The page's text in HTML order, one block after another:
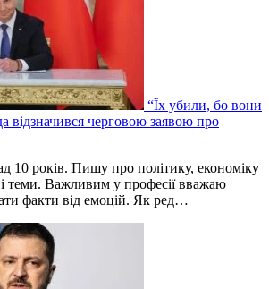
“Їх убили, бо вони
відзначився черговою заявою про
10 років. Пишу про політику, економіку
теми. Важливим у професії вважаю
факти від емоцій. Як ред…